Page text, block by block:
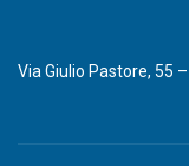
Via Giulio Pastore, 55